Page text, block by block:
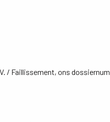
/ Faillissement, ons